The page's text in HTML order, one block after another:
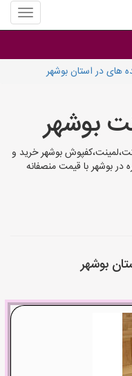
منوی
سایت
های در استان بوشهر
بوشهر
بوشهر خرید و
بوشهر با قیمت منصفانه
بوشهر